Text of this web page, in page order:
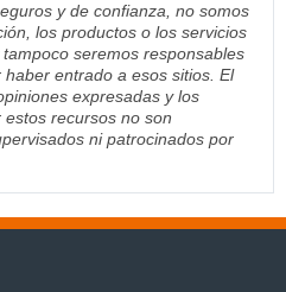
y de confianza, no somos
los productos o los servicios
seremos responsables
entrado a esos sitios. El
expresadas y los
recursos no son
ni patrocinados por